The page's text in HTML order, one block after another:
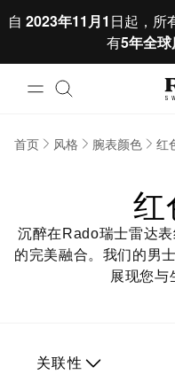
自 2023年11月1 日起，所
有5年全球
首页 风格 腕表颜色 红
红
沉醉在Rado瑞士雷达
的完美融合。我们的男
展现您与
关联性